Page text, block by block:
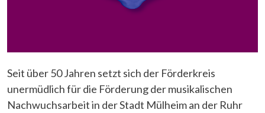
Seit über 50 Jahren setzt sich der Förderkreis
unermüdlich für die Förderung der musikalischen
Nachwuchsarbeit in der Stadt Mülheim an der Ruhr